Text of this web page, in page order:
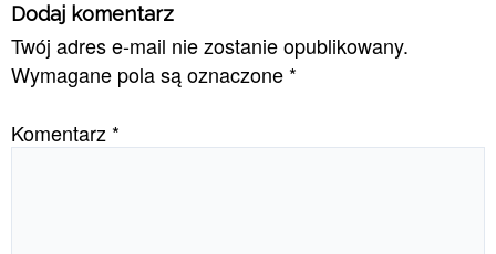
Dodaj komentarz
Twój adres e-mail nie zostanie opublikowany.
Wymagane pola są oznaczone *
Komentarz *